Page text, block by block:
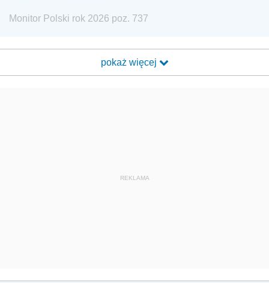
Monitor Polski rok 2026 poz. 737
pokaż więcej
REKLAMA